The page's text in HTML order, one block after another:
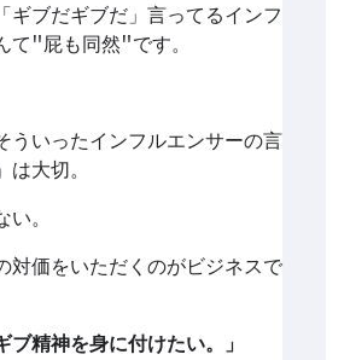
ギブだギブだ」言ってるインフ
て"屁も同然"です。
ういったインフルエンサーの言
は大切。
。
対価をいただくのがビジネスで
ブ精神を身に付けたい。」